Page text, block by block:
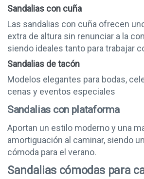
NICOBOCO
GARZÓN
FLEX'IS
FANNY VALERO
PATRIZIA AZZI
Sandalias con cuña
Las sandalias con cuña ofrecen
extra de altura sin renunciar a la
siendo ideales tanto para trabajar
Sandalias de tacón
Modelos elegantes para bodas,
cenas y eventos especiales
Sandalias con plataforma
Aportan un estilo moderno y una
amortiguación al caminar, siendo
cómoda para el verano.
Sandalias cómodas para